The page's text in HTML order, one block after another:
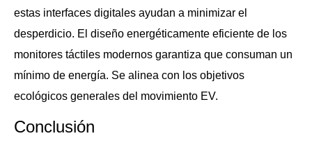
estas interfaces digitales ayudan a minimizar el
desperdicio. El diseño energéticamente eficiente de los
monitores táctiles modernos garantiza que consuman un
mínimo de energía. Se alinea con los objetivos
ecológicos generales del movimiento EV.
Conclusión